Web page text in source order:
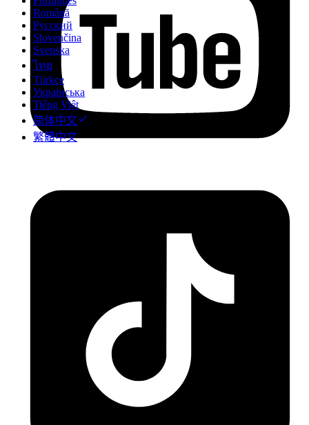
Română
Русский
Slovenčina
Svenska
ไทย
Türkçe
Українська
Tiếng Việt
简体中文
繁體中文